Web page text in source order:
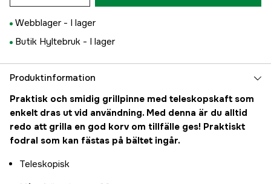
Webblager - I lager
Butik Hyltebruk - I lager
Produktinformation
Praktisk och smidig grillpinne med teleskopskaft som
enkelt dras ut vid användning. Med denna är du alltid
redo att grilla en god korv om tillfälle ges! Praktiskt
fodral som kan fästas på bältet ingår.
Teleskopisk